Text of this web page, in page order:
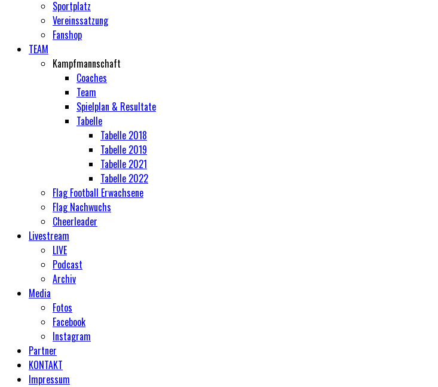
Sportplatz
Vereinssatzung
Fanshop
TEAM
Kampfmannschaft
Coaches
Team
Spielplan & Resultate
Tabelle
Tabelle 2018
Tabelle 2019
Tabelle 2021
Tabelle 2022
Flag Football Erwachsene
Flag Nachwuchs
Cheerleader
Livestream
LIVE
Podcast
Archiv
Media
Fotos
Facebook
Instagram
Partner
KONTAKT
Impressum